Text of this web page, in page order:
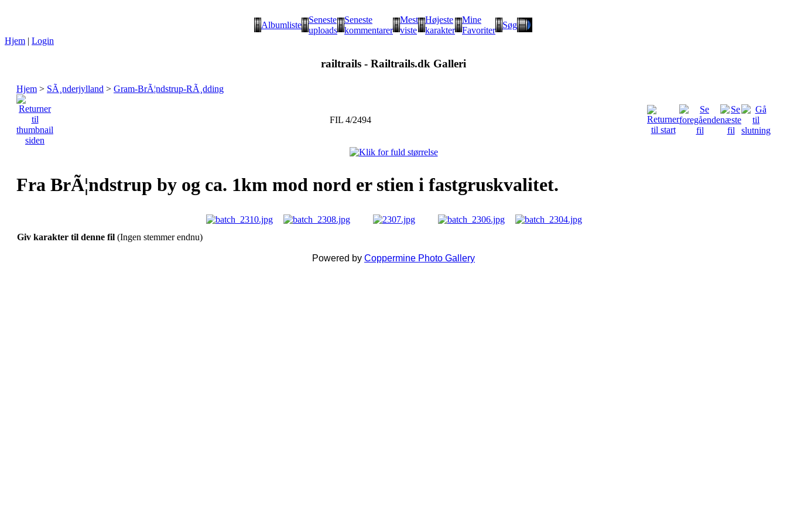
Albumliste
Seneste
uploads
Seneste
kommentarer
Mest
viste
Højeste
karakter
Mine
Favoriter
Søg
Hjem | Login
railtrails - Railtrails.dk Galleri
Hjem > SÃ¸nderjylland > Gram-BrÃ¦ndstrup-RÃ¸dding
FIL 4/2494
Fra BrÃ¦ndstrup by og ca. 1km mod nord er stien i fastgruskvalitet.
Giv karakter til denne fil (Ingen stemmer endnu)
Powered by Coppermine Photo Gallery